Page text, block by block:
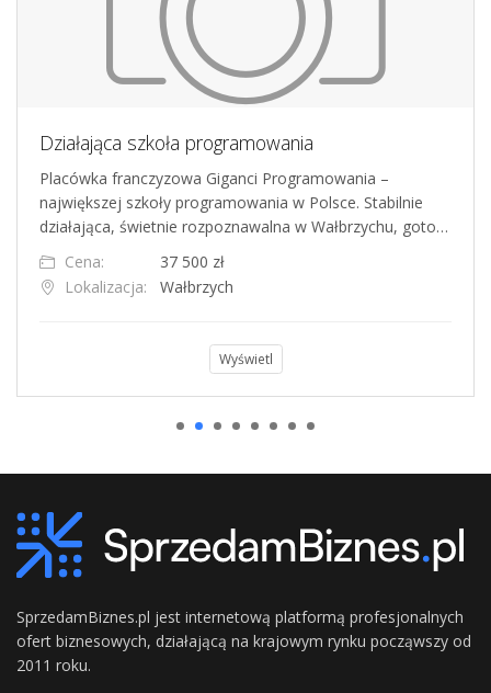
Działająca szkoła programowania
Placówka franczyzowa Giganci Programowania –
największej szkoły programowania w Polsce. Stabilnie
działająca, świetnie rozpoznawalna w Wałbrzychu, goto…
Cena:
37 500 zł
Lokalizacja:
Wałbrzych
Wyświetl
SprzedamBiznes.pl jest internetową platformą profesjonalnych
ofert biznesowych, działającą na krajowym rynku począwszy od
2011 roku.